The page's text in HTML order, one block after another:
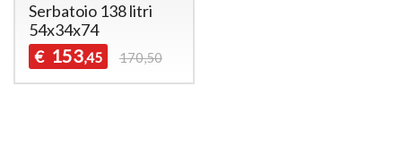
Serbatoio 138 litri
54x34x74
€ 153,45 170,50